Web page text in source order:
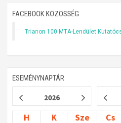
FACEBOOK KÖZÖSSÉG
Trianon 100 MTA-Lendület
ESEMÉNYNAPTÁR
2026
H K Sze Cs